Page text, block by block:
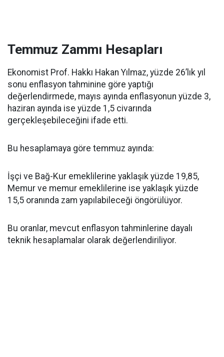
Temmuz Zammı Hesapları
Ekonomist Prof. Hakkı Hakan Yılmaz, yüzde 26’lık yıl
sonu enflasyon tahminine göre yaptığı
değerlendirmede, mayıs ayında enflasyonun yüzde 3,
haziran ayında ise yüzde 1,5 civarında
gerçekleşebileceğini ifade etti.
Bu hesaplamaya göre temmuz ayında:
İşçi ve Bağ-Kur emeklilerine yaklaşık yüzde 19,85,
Memur ve memur emeklilerine ise yaklaşık yüzde
15,5 oranında zam yapılabileceği öngörülüyor.
Bu oranlar, mevcut enflasyon tahminlerine dayalı
teknik hesaplamalar olarak değerlendiriliyor.